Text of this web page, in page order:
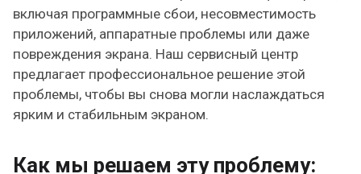
включая программные сбои, несовместимость
приложений, аппаратные проблемы или даже
повреждения экрана. Наш сервисный центр
предлагает профессиональное решение этой
проблемы, чтобы вы снова могли наслаждаться
ярким и стабильным экраном.
Как мы решаем эту проблему: